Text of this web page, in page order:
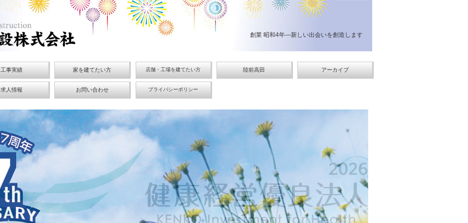
創業 昭和4年―新しい出会いを創造します
工事実績 家を建てたい方 店舗・工場を建てたい方 陸前高田 アーカイブ
求人情報 お問い合わせ プライバシーポリシー